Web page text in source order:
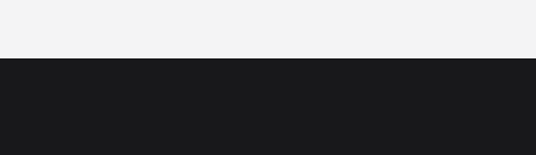
simulados e redações.